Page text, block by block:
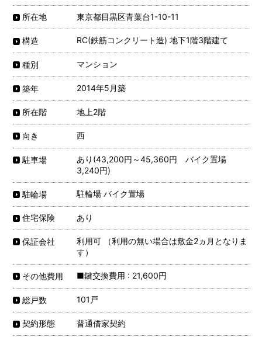
所在地 東京都目黒区青葉台1-10-11
構造 RC(鉄筋コンクリート造) 地下1階3階建て
種別 マンション
築年 2014年5月築
所在階 地上2階
向き 西
駐車場
あり(43,200円～45,360円 バイク置場
3,240円)
駐輪場 駐輪場 バイク置場
住宅保険 あり
保証会社
利用可 （利用の無い場合は敷金2ヵ月となりま
す）
その他費用 ■鍵交換費用 : 21,600円
総戸数 101戸
契約形態 普通借家契約